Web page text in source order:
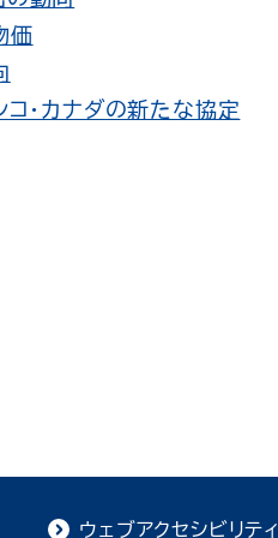
価
・カナダの新たな協定
ウェブアクセシビリティ